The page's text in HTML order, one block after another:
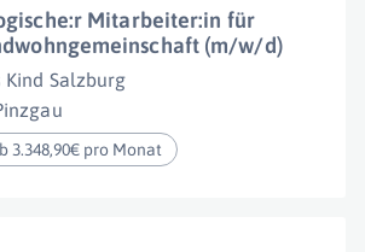
Mitarbeiter:in für
(m/w/d)
Kind Salzburg
3.348,90€ pro Monat